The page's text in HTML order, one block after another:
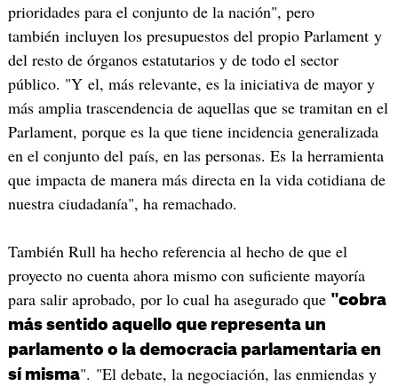
prioridades para el conjunto de la nación", pero
también incluyen los presupuestos del propio Parlament y
del resto de órganos estatutarios y de todo el sector
público. "Y el, más relevante, es la iniciativa de mayor y
más amplia trascendencia de aquellas que se tramitan en el
Parlament, porque es la que tiene incidencia generalizada
en el conjunto del país, en las personas. Es la herramienta
que impacta de manera más directa en la vida cotidiana de
nuestra ciudadanía", ha remachado.
También Rull ha hecho referencia al hecho de que el
proyecto no cuenta ahora mismo con suficiente mayoría
para salir aprobado, por lo cual ha asegurado que "cobra
más sentido aquello que representa un
parlamento o la democracia parlamentaria en
sí misma". "El debate, la negociación, las enmiendas y